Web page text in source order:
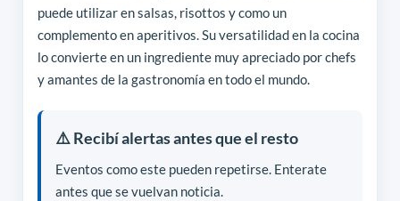
puede utilizar en salsas, risottos y como un
complemento en aperitivos. Su versatilidad en la cocina
lo convierte en un ingrediente muy apreciado por chefs
y amantes de la gastronomía en todo el mundo.
⚠️ Recibí alertas antes que el resto
Eventos como este pueden repetirse. Enterate
antes que se vuelvan noticia.